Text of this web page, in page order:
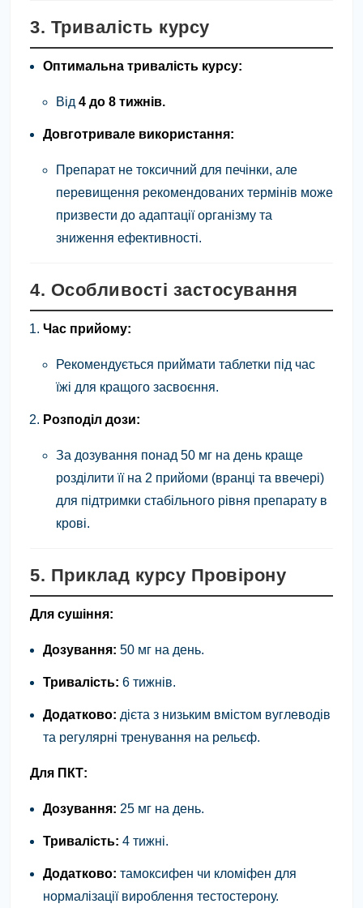
3. Тривалість курсу
Оптимальна тривалість курсу:
Від 4 до 8 тижнів.
Довготривале використання:
Препарат не токсичний для печінки, але
перевищення рекомендованих термінів може
призвести до адаптації організму та
зниження ефективності.
4. Особливості застосування
Час прийому:
Рекомендується приймати таблетки під час
їжі для кращого засвоєння.
Розподіл дози:
За дозування понад 50 мг на день краще
розділити її на 2 прийоми (вранці та ввечері)
для підтримки стабільного рівня препарату в
крові.
5. Приклад курсу Провірону
Для сушіння:
Дозування: 50 мг на день.
Тривалість: 6 тижнів.
Додатково: дієта з низьким вмістом вуглеводів
та регулярні тренування на рельєф.
Для ПКТ:
Дозування: 25 мг на день.
Тривалість: 4 тижні.
Додатково: тамоксифен чи кломіфен для
нормалізації вироблення тестостерону.